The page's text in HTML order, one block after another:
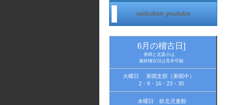
seibukan youtube
new!
6月の稽古日]
美唄と北真小は、
最終稽古日は見学可能
火曜日 美唄支部（美唄中）
2・9・16・23・30
水曜日 鉄北児童館